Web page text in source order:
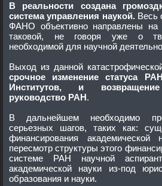
В реальности создана
система управления наукой. Весь стиль и методы работы
ФАНО объективно направлены на
таковой, не говоря уже о
необходимой для научной
Выход из данной
срочное изменение статуса
Институтов, и
руководство РАН.
В дальнейшем необходимо
серьезных шагов, таких как: существенное увеличение
финансирования академической науки и
пересмотр структуры этого
системе РАН научной
академической науки из-под юрисдикции Министерства
образования и науки.